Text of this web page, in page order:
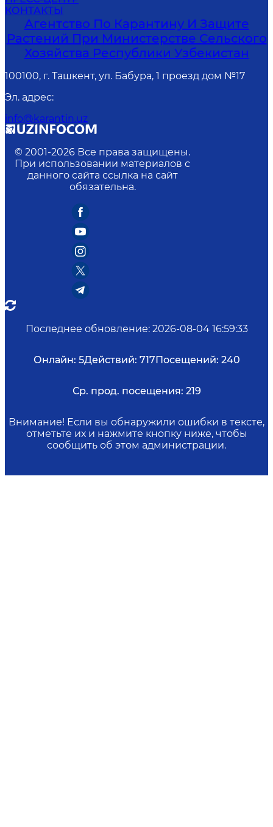
КОНТАКТЫ
Агентство По Карантину И Защите
Растений При Министерстве Сельского
Хозяйства Республики Узбекистан
100100, г. Ташкент, ул. Бабура, 1 проезд дом №17
Эл. адрес:
info@karantin.uz
© 2001-2026 Все права защищены.
При использовании материалов с
данного сайта ссылка на сайт
обязательна.
Последнее обновление: 2026-08-04 16:59:33
Онлайн: 5Действий: 717Посещений: 240
Ср. прод. посещения: 219
Внимание! Если вы обнаружили ошибки в тексте,
отметьте их и нажмите кнопку ниже, чтобы
сообщить об этом администрации.